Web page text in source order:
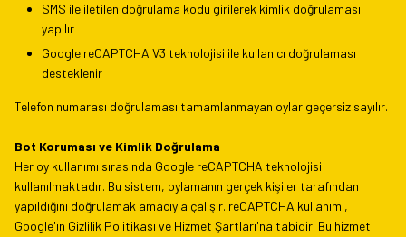
SMS ile iletilen doğrulama kodu girilerek kimlik doğrulaması
yapılır
Google reCAPTCHA V3 teknolojisi ile kullanıcı doğrulaması
desteklenir
Telefon numarası doğrulaması tamamlanmayan oylar geçersiz sayılır.
Bot Koruması ve Kimlik Doğrulama
Her oy kullanımı sırasında Google reCAPTCHA teknolojisi
kullanılmaktadır. Bu sistem, oylamanın gerçek kişiler tarafından
yapıldığını doğrulamak amacıyla çalışır. reCAPTCHA kullanımı,
Google'ın Gizlilik Politikası ve Hizmet Şartları'na tabidir. Bu hizmeti